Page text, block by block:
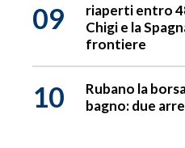
09
riaperti entro
Chigi e la
frontiere
10
Rubano la
bagno: due